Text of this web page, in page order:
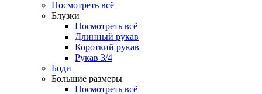
Посмотреть всё
Блузки
Посмотреть всё
Длинный рукав
Короткий рукав
Рукав 3/4
Боди
Большие размеры
Посмотреть всё